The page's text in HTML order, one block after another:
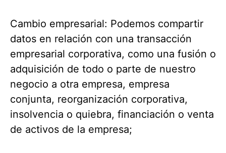
Cambio empresarial: Podemos compartir
datos en relación con una transacción
empresarial corporativa, como una fusión o
adquisición de todo o parte de nuestro
negocio a otra empresa, empresa
conjunta, reorganización corporativa,
insolvencia o quiebra, financiación o venta
de activos de la empresa;